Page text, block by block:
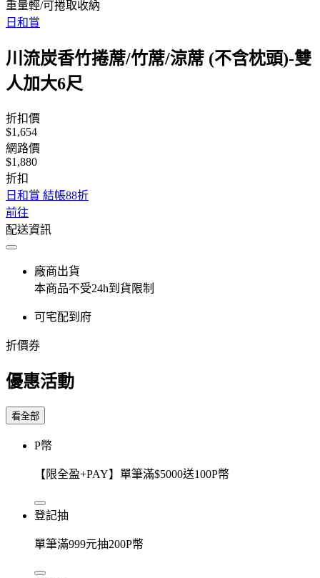
重量輕/可捲取收納
日和賞
川流炭香竹捲蓆/竹蓆/涼蓆 (不含枕頭)-雙
人加大6尺
折扣價
$1,654
網路價
$1,880
折扣
日和賞 結帳88折
前往
配送資訊
廠商出貨
本商品不受24h到貨限制
可宅配到府
折價券
優惠活動
看全部
P幣
【限全盈+PAY】單筆滿$5000送100P幣
登記抽
單筆滿999元抽200P幣